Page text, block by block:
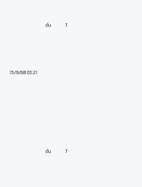
ชั้น 7
15/9/68 03:21
ชั้น 7